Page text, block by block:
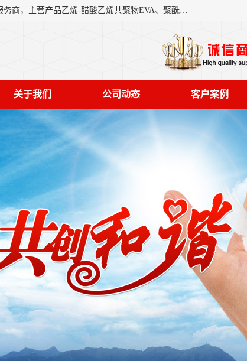
东莞市恒屹国际贸易有限公司（简称：恒屹国际）是一家石化原料综合营销服务商，主营产品乙烯-醋酸乙烯共聚物EVA、聚酰胺PA（尼龙）、醚酯型热塑弹性体TPEE等，公司秉承以市场为导向的战略思想，致力于大宗石化原料在中国市场的营销服务业务，为客户提供一站式的全面服务。
关于我们 公司动态 客户案例